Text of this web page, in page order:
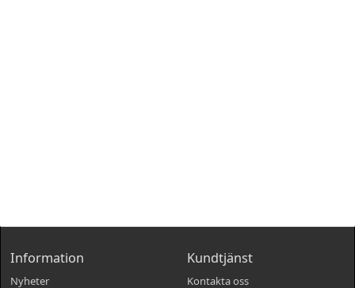
Information
Nyheter
Kundtjänst
Kontakta oss